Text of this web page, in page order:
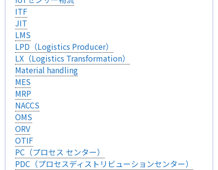
ITF
JIT
LMS
LPD（Logistics Producer）
LX（Logistics Transformation）
Material handling
MES
MRP
NACCS
OMS
ORV
OTIF
PC（プロセス センター）
PDC（プロセスディストリビューションセンター）